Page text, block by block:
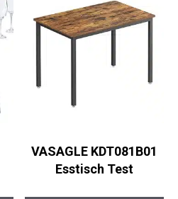
VASAGLE KDT081B01
Esstisch Test